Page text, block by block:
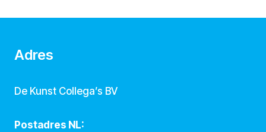
Adres
De Kunst Collega’s BV
Postadres NL: